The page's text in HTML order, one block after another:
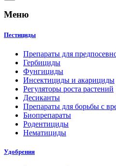
Меню
Пестициды
Препараты для
Гербициды
Фунгициды
Инсектициды и акарициды
Регуляторы роста растений
Десиканты
Препараты для борьбы с
Биопрепараты
Родентициды
Нематициды
Удобрения